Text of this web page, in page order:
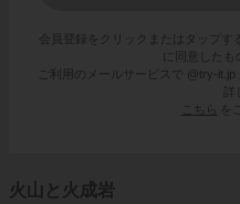
会員登録をクリックまたはタップす
に同意したも
ご利用のメールサービスで @try-
こちら
を
火山と火成岩